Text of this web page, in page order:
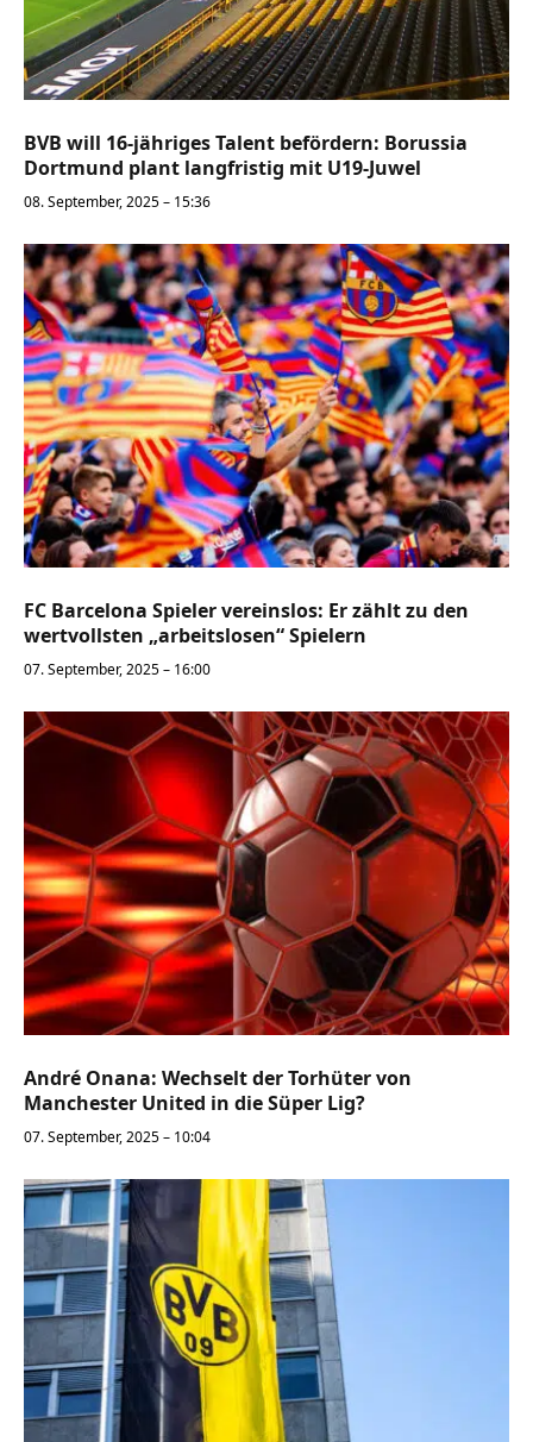
BVB will 16-jähriges Talent befördern: Borussia
Dortmund plant langfristig mit U19-Juwel
08. September, 2025 – 15:36
FC Barcelona Spieler vereinslos: Er zählt zu den
wertvollsten „arbeitslosen“ Spielern
07. September, 2025 – 16:00
André Onana: Wechselt der Torhüter von
Manchester United in die Süper Lig?
07. September, 2025 – 10:04